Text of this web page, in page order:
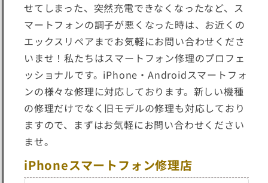
せてしまった、突然充電できなくなったなど、ス
マートフォンの調子が悪くなった時は、お近くの
エックスリペアまでお気軽にお問い合わせくださ
いませ！私たちはスマートフォン修理のプロフェ
ッショナルです。iPhone・Androidスマートフォ
ンの様々な修理に対応しております。新しい機種
の修理だけでなく旧モデルの修理も対応しており
ますので、まずはお気軽にお問い合わせください
ませ。
iPhoneスマートフォン修理店